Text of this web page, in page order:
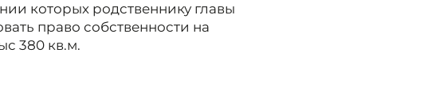
которых родственнику главы
право собственности на
380 кв.м.